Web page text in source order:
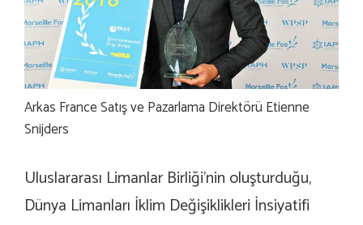
Arkas France Satış ve Pazarlama Direktörü Etienne
Snijders
Uluslararası Limanlar Birliği’nin oluşturduğu,
Dünya Limanları İklim Değişiklikleri İnsiyatifi